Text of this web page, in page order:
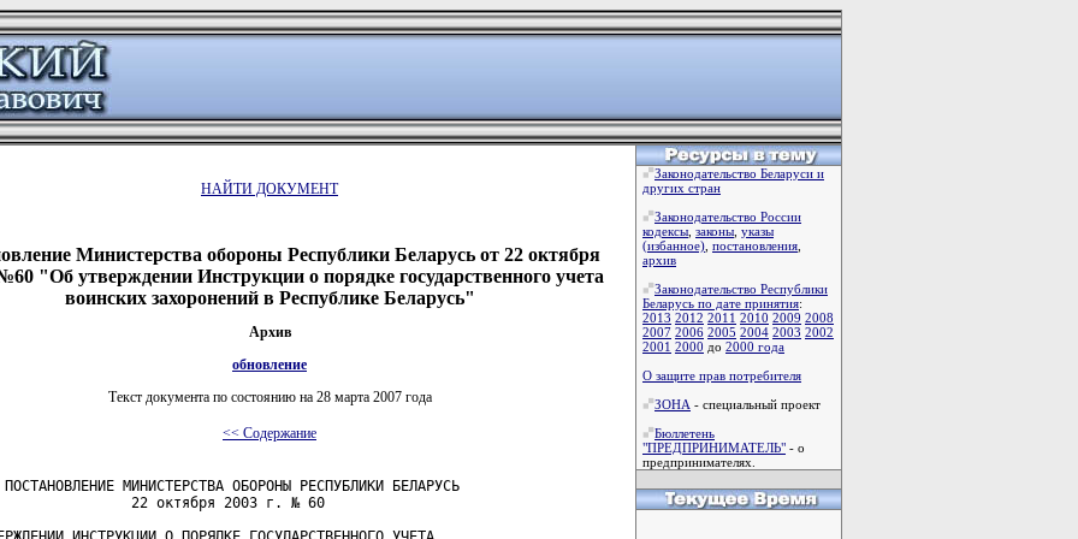
НАЙТИ ДОКУМЕНТ
Министерства обороны Республики Беларусь от 22 октября
"Об утверждении Инструкции о порядке государственного учета
воинских захоронений в Республике Беларусь"
Архив
обновление
Текст документа по состоянию на 28 марта 2007 года
<< Содержание
Законодательство Беларуси и
других стран
Законодательство России
кодексы законы указы
(избанное) постановления
архив
Законодательство Республики
Беларусь по дате принятия:
2013 2012 2011 2010 2009 2008
2007 2006 2005 2004 2003 2002
2001 2000 до 2000 года
О защите прав потребителя
ЗОНА - специальный проект
Бюллетень
"ПРЕДПРИНИМАТЕЛЬ" - о
предпринимателях.